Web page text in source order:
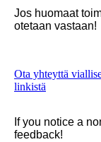
Jos huomaat
otetaan vastaan!
Ota yhteyttä
linkistä
If you notice a
feedback!